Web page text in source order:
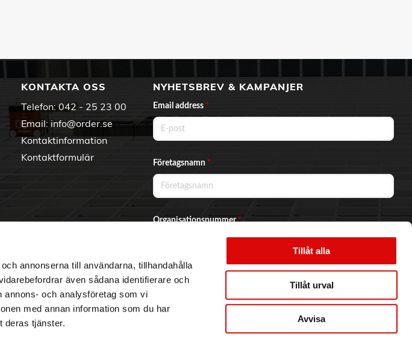
annonserna till användarna, tillhandahålla
även sådana identifierare och
annons- och analysföretag som vi
med annan information som du har
deras tjänster.
Tillåt alla
Tillåt urval
Avvisa
KONTAKTA OSS
Telefon: 042 - 25 23 00
Email: info@order.se
Kontaktinformation
Kontaktformulär
NYHETSBREV & KAMPANJER
Email address *
Företagsnamn *
Organisationsnummer*
Ja, jag vill prenumerera på nyhetsbrevet.